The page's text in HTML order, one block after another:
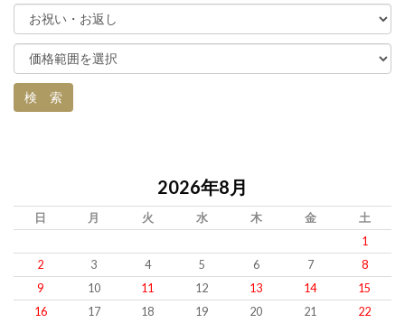
2026年8月
日 月 火 水 木 金
土
1
2
3 4 5 6 7
8
9
10 11 12 13 14
15
16
17 18 19 20 21
22